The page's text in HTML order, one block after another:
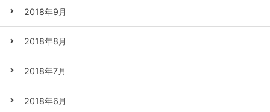
2018年9月
2018年8月
2018年7月
2018年6月